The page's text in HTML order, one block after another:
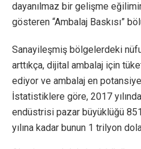
dayanılmaz bir gelişme
gösteren “Ambalaj Baskısı”
Sanayileşmiş bölgelerdeki
arttıkça, dijital ambalaj için
ediyor ve ambalaj en
İstatistiklere göre, 2017
endüstrisi pazar büyüklüğü
yılına kadar bunun 1 trilyon